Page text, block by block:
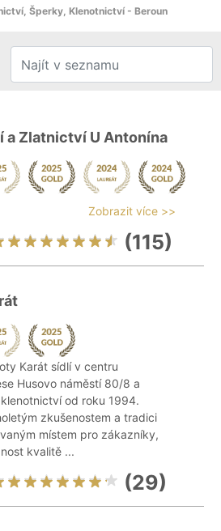
Šperky, Klenotnictví - Beroun
a Zlatnictví U Antonína
Zobrazit více >>
(115)
Karát sídlí v centru
Husovo náměstí 80/8 a
od roku 1994.
zkušenostem a tradici
místem pro zákazníky,
kvalitě ...
(29)